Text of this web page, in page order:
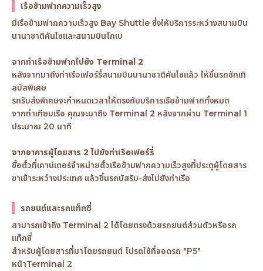
เรือข้ามฟากความเร็วสูง
มีเรือข้ามฟากความเร็วสูง Bay Shuttle ซึ่งให้บริการระหว่างสนามบิน
นานาชาติคันไซและสนามบินโกเบ
จากท่าเรือข้ามฟากไปยัง Terminal 2
หลังจากมาถึงท่าเรือเฟอร์รี่สนามบินนานาชาติคันไซแล้ว ให้ขึ้นรถชัทเทิ
ลบัสพิเศษ
รถรับส่งพิเศษจะกำหนดเวลาให้ตรงกับบริการเรือข้ามฟากทั้งหมด
จากท่าเทียบเรือ คุณจะมาถึง Terminal 2 หลังจากผ่าน Terminal 1
ประมาณ 20 นาที
จากอาคารผู้โดยสาร 2 ไปยังท่าเรือเฟอร์รี่
ซื้อตั๋วที่เคาน์เตอร์จำหน่ายตั๋วเรือข้ามฟากความเร็วสูงที่ประตูผู้โดยสาร
ขาเข้าระหว่างประเทศ แล้วขึ้นรถบัสรับ-ส่งไปยังท่าเรือ
รถยนต์และรถแท็กซี่
สามารถเข้าถึง Terminal 2 ได้โดยตรงด้วยรถยนต์ส่วนตัวหรือรถ
แท็กซี่
สำหรับผู้โดยสารที่มาโดยรถยนต์ โปรดใช้ที่จอดรถ "P5"
หน้าTerminal 2